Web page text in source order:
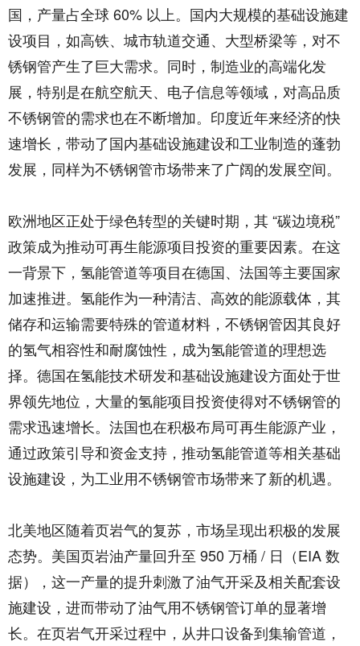
国，产量占全球 60% 以上。国内大规模的基础设施建
设项目，如高铁、城市轨道交通、大型桥梁等，对不
锈钢管产生了巨大需求。同时，制造业的高端化发
展，特别是在航空航天、电子信息等领域，对高品质
不锈钢管的需求也在不断增加。印度近年来经济的快
速增长，带动了国内基础设施建设和工业制造的蓬勃
发展，同样为不锈钢管市场带来了广阔的发展空间。
欧洲地区正处于绿色转型的关键时期，其 “碳边境税”
政策成为推动可再生能源项目投资的重要因素。在这
一背景下，氢能管道等项目在德国、法国等主要国家
加速推进。氢能作为一种清洁、高效的能源载体，其
储存和运输需要特殊的管道材料，不锈钢管因其良好
的氢气相容性和耐腐蚀性，成为氢能管道的理想选
择。德国在氢能技术研发和基础设施建设方面处于世
界领先地位，大量的氢能项目投资使得对不锈钢管的
需求迅速增长。法国也在积极布局可再生能源产业，
通过政策引导和资金支持，推动氢能管道等相关基础
设施建设，为工业用不锈钢管市场带来了新的机遇。​
北美地区随着页岩气的复苏，市场呈现出积极的发展
态势。美国页岩油产量回升至 950 万桶 / 日（EIA 数
据），这一产量的提升刺激了油气开采及相关配套设
施建设，进而带动了油气用不锈钢管订单的显著增
长。在页岩气开采过程中，从井口设备到集输管道，